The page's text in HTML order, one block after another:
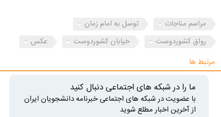
مراسم مناجات
توسل به امام زمان
رواق کشوردوست
خیابان کشوردوست
عکس
مرتبط ها
ما را در شبکه های اجتماعی دنبال کنید
با عضویت در شبکه های اجتماعی خبرنامه دانشجویان ایران
از آخرین اخبار مطلع شوید